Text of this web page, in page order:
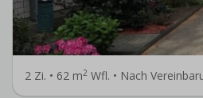
2 Zi. • 62 m2 Wfl. • Nach